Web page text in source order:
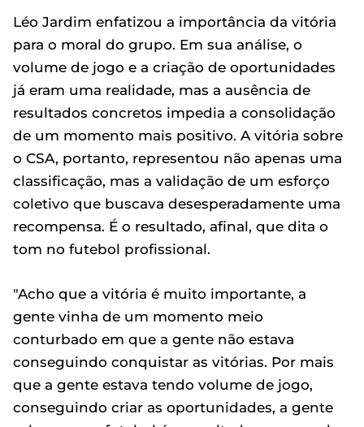
Léo Jardim enfatizou a importância da vitória
para o moral do grupo. Em sua análise, o
volume de jogo e a criação de oportunidades
já eram uma realidade, mas a ausência de
resultados concretos impedia a consolidação
de um momento mais positivo. A vitória sobre
o CSA, portanto, representou não apenas uma
classificação, mas a validação de um esforço
coletivo que buscava desesperadamente uma
recompensa. É o resultado, afinal, que dita o
tom no futebol profissional.
"Acho que a vitória é muito importante, a
gente vinha de um momento meio
conturbado em que a gente não estava
conseguindo conquistar as vitórias. Por mais
que a gente estava tendo volume de jogo,
conseguindo criar as oportunidades, a gente